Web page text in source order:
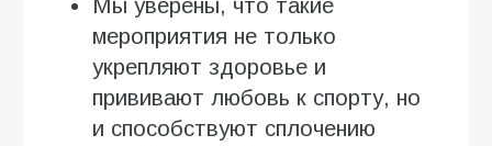
Мы уверены, что такие
мероприятия не только
укрепляют здоровье и
прививают любовь к спорту, но
и способствуют сплочению